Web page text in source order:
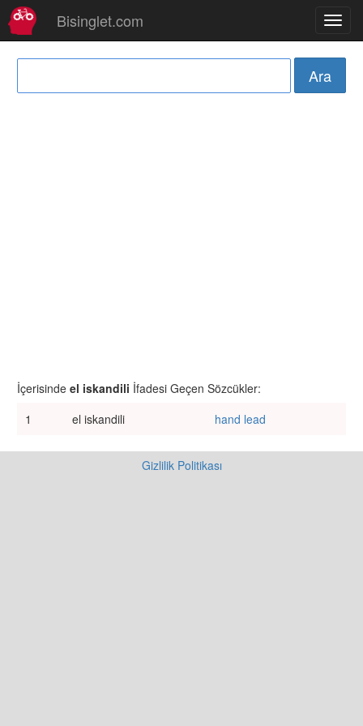
Bisinglet.com
İçerisinde el iskandili İfadesi Geçen Sözcükler:
1
el iskandili hand lead
Gizlilik Politikası